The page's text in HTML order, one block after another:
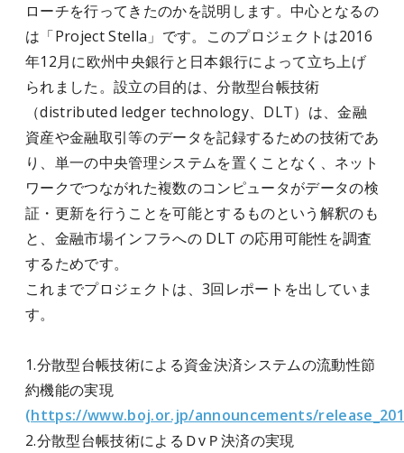
ローチを行ってきたのかを説明します。中心となるの
は「Project Stella」です。このプロジェクトは2016
年12月に欧州中央銀行と日本銀行によって立ち上げ
られました。設立の目的は、分散型台帳技術
（distributed ledger technology、DLT）は、金融
資産や金融取引等のデータを記録するための技術であ
り、単一の中央管理システムを置くことなく、ネット
ワークでつながれた複数のコンピュータがデータの検
証・更新を行うことを可能とするものという解釈のも
と、金融市場インフラへの DLT の応用可能性を調査
するためです。
これまでプロジェクトは、3回レポートを出していま
す。
1.分散型台帳技術による資金決済システムの流動性節
約機能の実現
(https://www.boj.or.jp/announcements/
2.分散型台帳技術によるＤvＰ決済の実現